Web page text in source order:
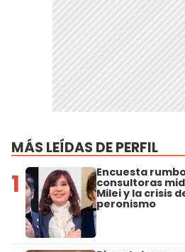
MÁS LEÍDAS DE PERFIL
1 Encuesta
consultoras
Milei y la crisis
peronismo